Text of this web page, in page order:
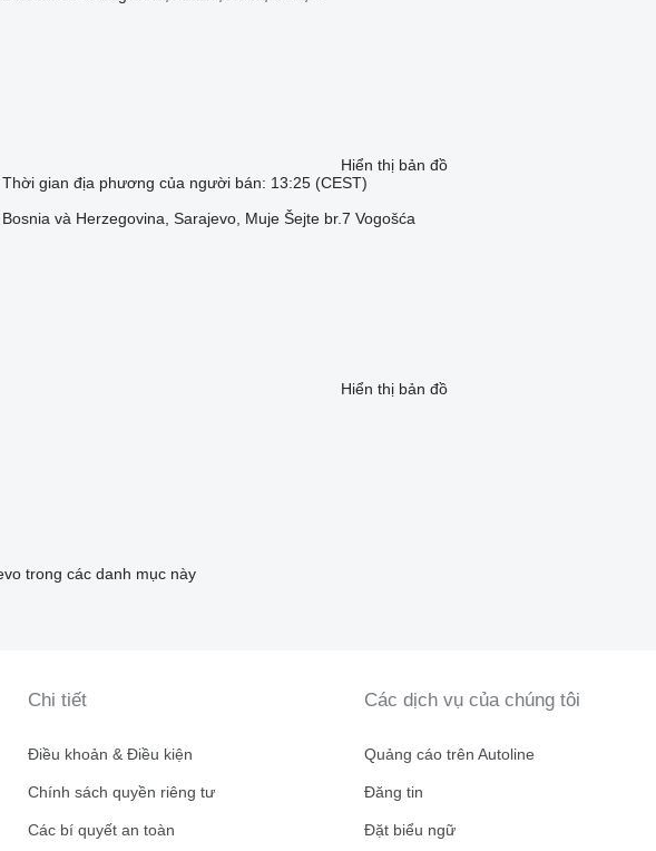
Hiển thị bản đồ
Thời gian địa phương của người bán: 13:25 (CEST)
Bosnia và Herzegovina, Sarajevo, Muje Šejte br.7 Vogošća
Hiển thị bản đồ
trong các danh mục này
Chi tiết
Điều khoản & Điều kiện
Chính sách quyền riêng tư
Các bí quyết an toàn
Các dịch vụ của chúng tôi
Quảng cáo trên Autoline
Đăng tin
Đặt biểu ngữ